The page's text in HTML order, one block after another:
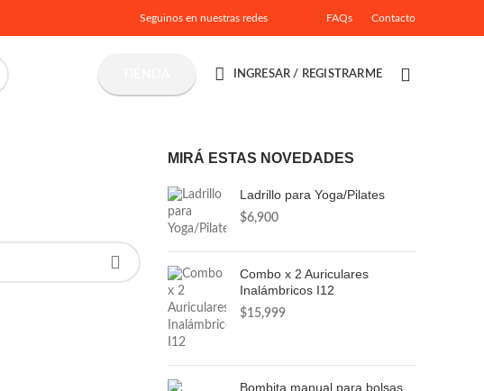
Seguinos en nuestras redes FAQs Contacto
INGRESAR / REGISTRARME
0
MIRÁ ESTAS NOVEDADES
Ladrillo para Yoga/Pilates
$6,900
Combo x 2 Auriculares
Inalámbricos I12
$15,999
Bombita manual para bolsas